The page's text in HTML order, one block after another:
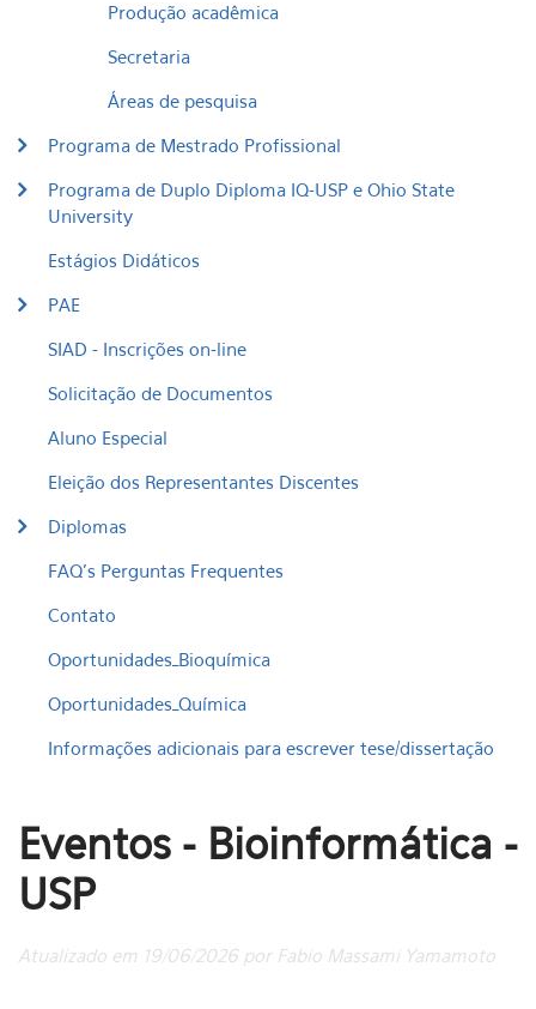
Produção acadêmica
Secretaria
Áreas de pesquisa
Programa de Mestrado Profissional
Programa de Duplo Diploma IQ-USP e Ohio State
University
Estágios Didáticos
PAE
SIAD - Inscrições on-line
Solicitação de Documentos
Aluno Especial
Eleição dos Representantes Discentes
Diplomas
FAQ's Perguntas Frequentes
Contato
Oportunidades_Bioquímica
Oportunidades_Química
Informações adicionais para escrever tese/dissertação
Eventos - Bioinformática -
USP
Atualizado em 19/06/2026 por Fabio Massami Yamamoto